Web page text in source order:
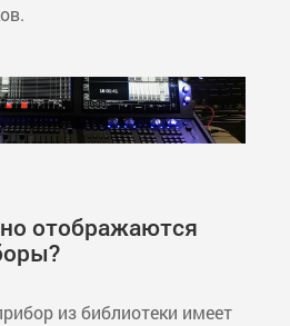
отображаются
из библиотеки имеет